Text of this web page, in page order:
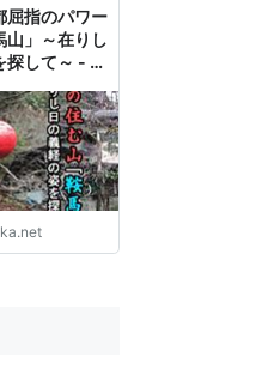
屈指のパワー
山」～在りし
探して～ - ご